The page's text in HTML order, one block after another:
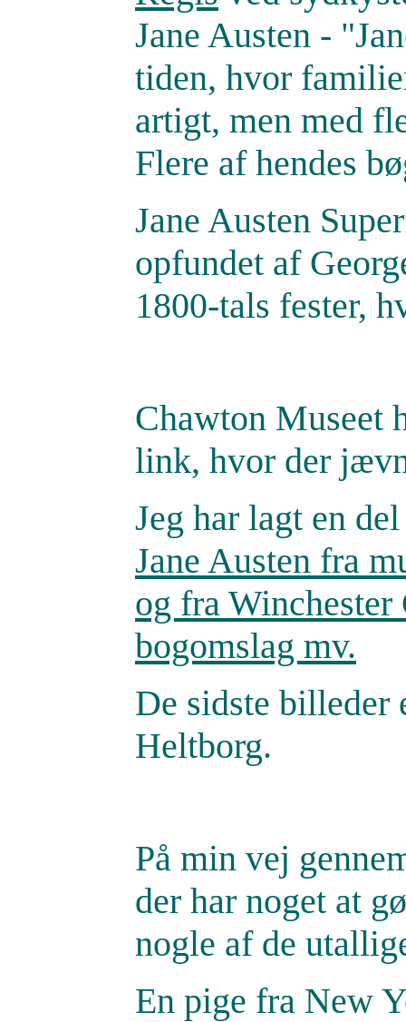
Jane Austen -
tiden, hvor
artigt, men med
Flere af hendes
Jane Austen
opfundet af
1800-tals fester,
Chawton Museet
link, hvor der
Jeg har lagt en
Jane Austen fra
og fra
bogomslag mv.
De sidste
Heltborg.
På min vej
der har noget at
nogle af de
En pige fra New